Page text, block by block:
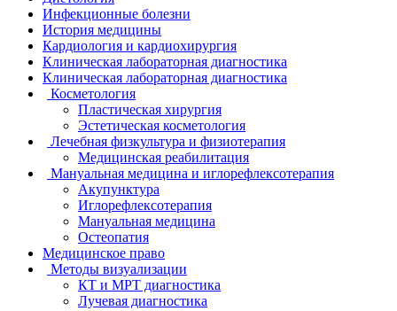
Инфекционные болезни
История медицины
Кардиология и кардиохирургия
Клиническая лабораторная диагностика
Клиническая лабораторная диагностика
Косметология
Пластическая хирургия
Эстетическая косметология
Лечебная физкультура и физиотерапия
Медицинская реабилитация
Мануальная медицина и иглорефлексотерапия
Акупунктура
Иглорефлексотерапия
Мануальная медицина
Остеопатия
Медицинское право
Методы визуализации
КТ и МРТ диагностика
Лучевая диагностика